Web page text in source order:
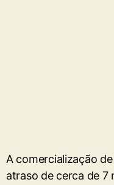
A comercialização
atraso de cerca de 7